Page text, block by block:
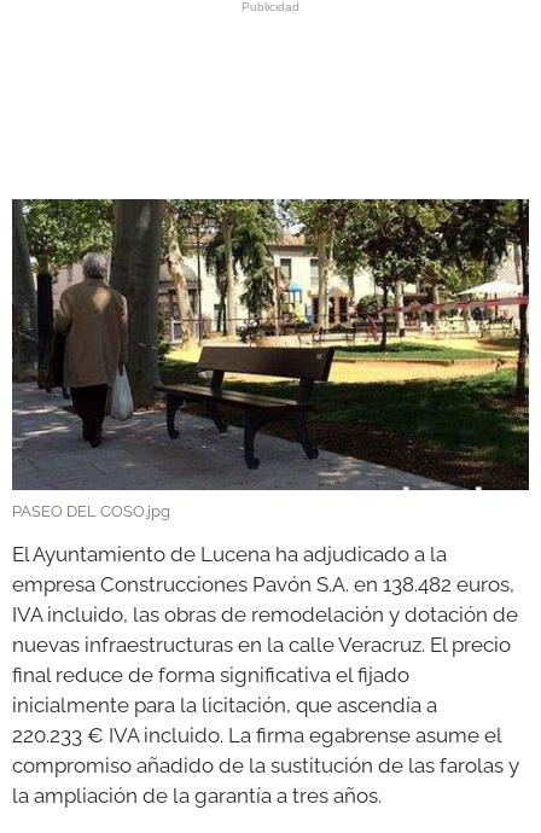
NECROLÓGICAS
GALERÍAS
PASEO DEL COSO.jpg
El Ayuntamiento de Lucena ha adjudicado a la
empresa Construcciones Pavón S.A. en 138.482 euros,
IVA incluido, las obras de remodelación y dotación de
nuevas infraestructuras en la calle Veracruz. El precio
final reduce de forma significativa el fijado
inicialmente para la licitación, que ascendía a
220.233 € IVA incluido. La firma egabrense asume el
compromiso añadido de la sustitución de las farolas y
la ampliación de la garantía a tres años.